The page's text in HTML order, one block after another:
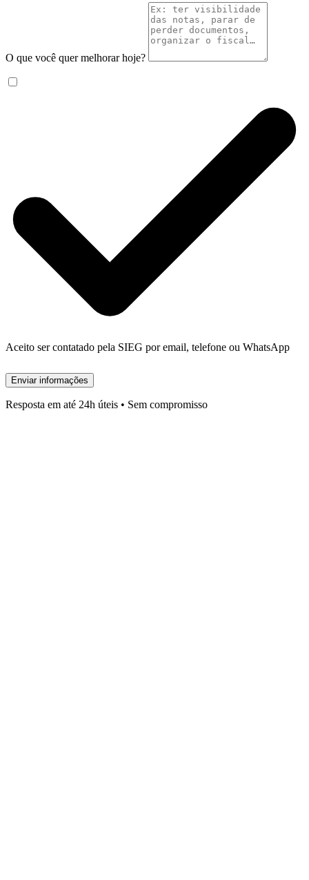
O que você quer melhorar hoje?
Aceito ser contatado pela SIEG por email, telefone ou WhatsApp
Enviar informações
Resposta em até 24h úteis • Sem compromisso